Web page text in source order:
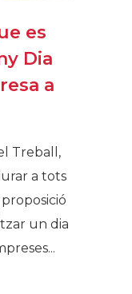
es
Dia
a
Treball,
a tots
un dia